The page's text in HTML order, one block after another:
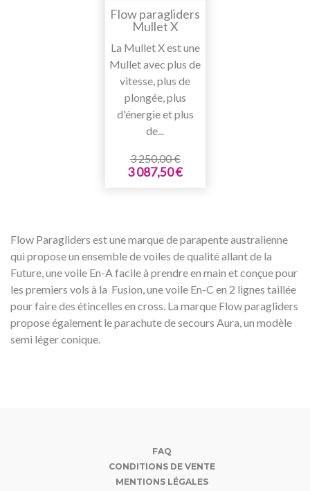
Flow paragliders
Mullet X
La Mullet X est une
Mullet avec plus de
vitesse, plus de
plongée, plus
d'énergie et plus
de...
3 250,00 €
3 087,50 €
Flow Paragliders est une marque de parapente australienne
qui propose un ensemble de voiles de qualité allant de la
Future, une voile En-A facile à prendre en main et conçue pour
les premiers vols à la Fusion, une voile En-C en 2 lignes taillée
pour faire des étincelles en cross. La marque Flow paragliders
propose également le parachute de secours Aura, un modèle
semi léger conique.
FAQ
CONDITIONS DE VENTE
MENTIONS LÉGALES